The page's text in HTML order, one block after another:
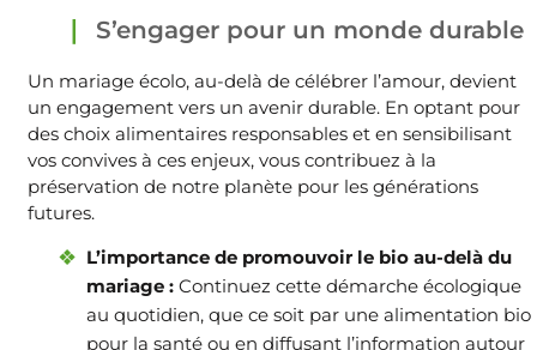
S’engager pour un monde durable
Un mariage écolo, au-delà de célébrer l’amour, devient
un engagement vers un avenir durable. En optant pour
des choix alimentaires responsables et en sensibilisant
vos convives à ces enjeux, vous contribuez à la
préservation de notre planète pour les générations
futures.
L’importance de promouvoir le bio au-delà du
mariage : Continuez cette démarche écologique
au quotidien, que ce soit par une alimentation bio
pour la santé ou en diffusant l’information autour